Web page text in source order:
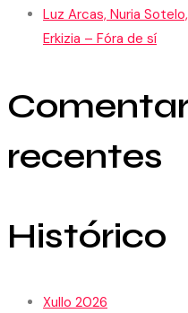
Luz Arcas, Nuria
Erkizia – Fóra de sí
recentes
Histórico
Xullo 2026